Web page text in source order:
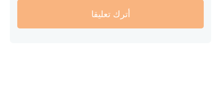
أترك تعليقا